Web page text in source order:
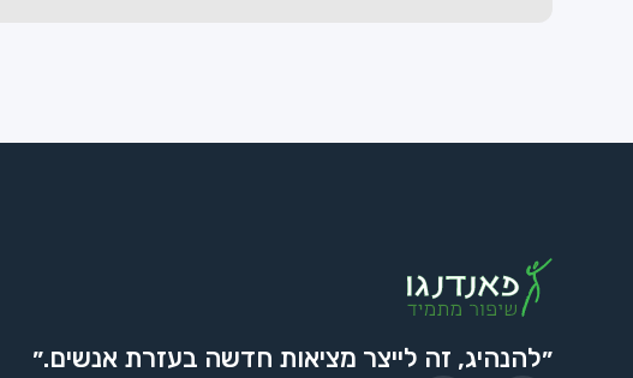
״להנהיג, זה לייצר מציאות חדשה בעזרת אנשים.״